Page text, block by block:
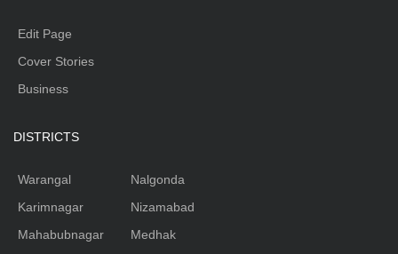
Edit Page
Cover Stories
Business
DISTRICTS
Warangal
Karimnagar
Mahabubnagar
Nalgonda
Nizamabad
Medhak